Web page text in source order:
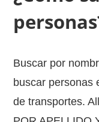
Buscar por
buscar personas
de transportes.